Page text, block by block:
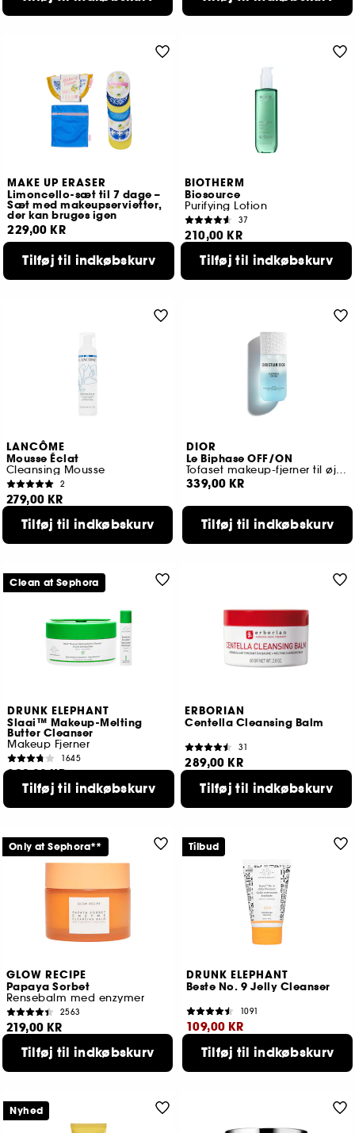
2 størrelser tilgængelige
MAKE UP ERASER
Limoncello-sæt til 7 dage –
Sæt med makeupservietter,
der kan bruges igen
229,00 KR
Tilføj til indkøbskurv
BIOTHERM
Biosource
Purifying Lotion
37
210,00 KR
Tilføj til indkøbskurv
LANCÔME
Mousse Éclat
Cleansing Mousse
2
279,00 KR
Tilføj til indkøbskurv
DIOR
Le Biphase OFF/ON
Tofaset makeup-fjerner til øjne, øjenvipper og læber
339,00 KR
Tilføj til indkøbskurv
DRUNK ELEPHANT
Slaai™ Makeup-Melting
Butter Cleanser
Makeup Fjerner
1645
329,00 KR
Tilføj til indkøbskurv
Clean at Sephora
ERBORIAN
Centella Cleansing Balm
31
289,00 KR
Tilføj til indkøbskurv
GLOW RECIPE
Papaya Sorbet
Rensebalm med enzymer
2563
219,00 KR
Tilføj til indkøbskurv
Only at Sephora**
DRUNK ELEPHANT
Beste No. 9 Jelly Cleanser
1091
109,00 KR
Tilføj til indkøbskurv
Tilbud
Nyhed